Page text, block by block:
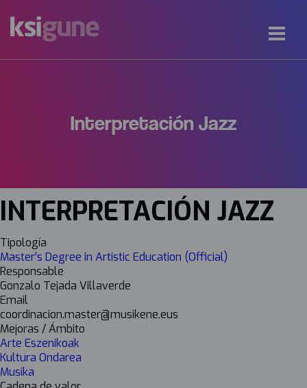
Interpretación Jazz
INTERPRETACIÓN JAZZ
Tipología
Master’s Degree in Artistic Education (Official)
Responsable
Gonzalo Tejada Villaverde
Email
coordinacion.master@musikene.eus
Mejoras / Ámbito
Arte Eszenikoak
Kultura Ondarea
Musika